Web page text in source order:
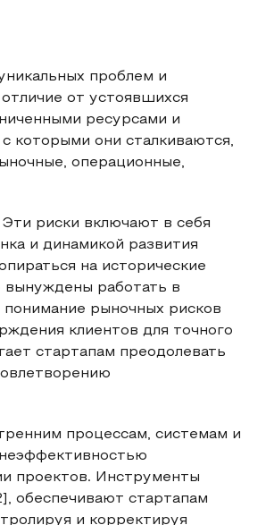
проблем и
от устоявшихся
ресурсами и
которыми они сталкиваются,
операционные,
риски включают в себя
и динамикой развития
на исторические
вынуждены работать в
рыночных рисков
клиентов для точного
стартапам преодолевать
процессам, системам и
проектов. Инструменты
обеспечивают стартапам
и корректируя